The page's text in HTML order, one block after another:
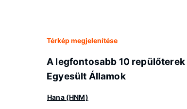
Térkép megjelenítése
A legfontosabb 10
Egyesült Államok
Hana (HNM)